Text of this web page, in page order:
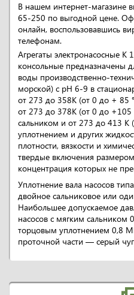
В нашем интернет-магазине
65-250 по выгодной цене.
онлайн, воспользовавшись
телефонам.
Агрегаты электронасосные
консольные предназначены
воды производственно-
морской) с рН 6-9 в
от 273 до 358К (от 0 до + 85
от 273 до 378К (от 0 до
сальником и от 273 до 413 К
уплотнением и других
плотности, вязкости и
твердые включения
концентрация которых не
Уплотнение вала насосов
двойное сальниковое или
Наибольшее допускаемое
насосов с мягким сальником
торцовым уплотнением 0,8
проточной части — серый